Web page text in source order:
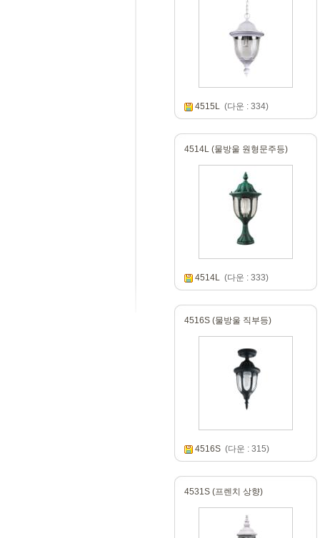
4515L(다운 : 334)
4514L (물방울 원형문주등)
4514L(다운 : 333)
4516S (물방울 직부등)
4516S(다운 : 315)
4531S (프렌치 상향)